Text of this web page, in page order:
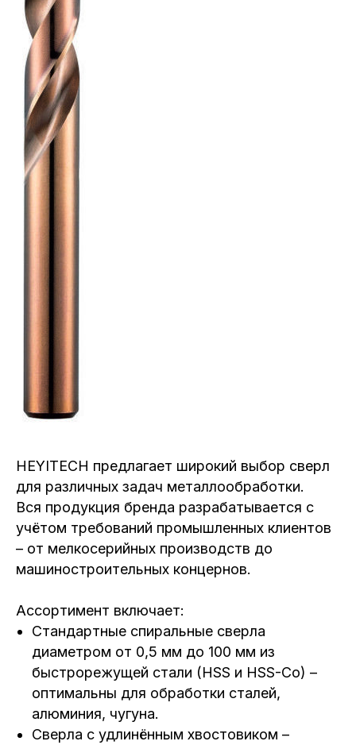
HEYITECH предлагает широкий выбор сверл
для различных задач металлообработки.
Вся продукция бренда разрабатывается с
учётом требований промышленных клиентов
– от мелкосерийных производств до
машиностроительных концернов.
Ассортимент включает:
Стандартные спиральные сверла
диаметром от 0,5 мм до 100 мм из
быстрорежущей стали (HSS и HSS-Co) –
оптимальны для обработки сталей,
алюминия, чугуна.
Сверла с удлинённым хвостовиком –